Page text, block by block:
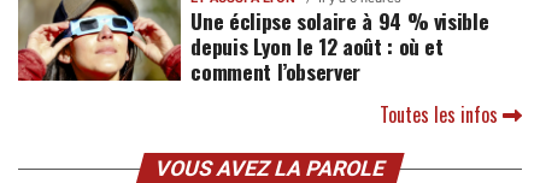
Une éclipse solaire à 94 % visible
depuis Lyon le 12 août : où et
comment l’observer
Toutes les infos
VOUS AVEZ LA PAROLE